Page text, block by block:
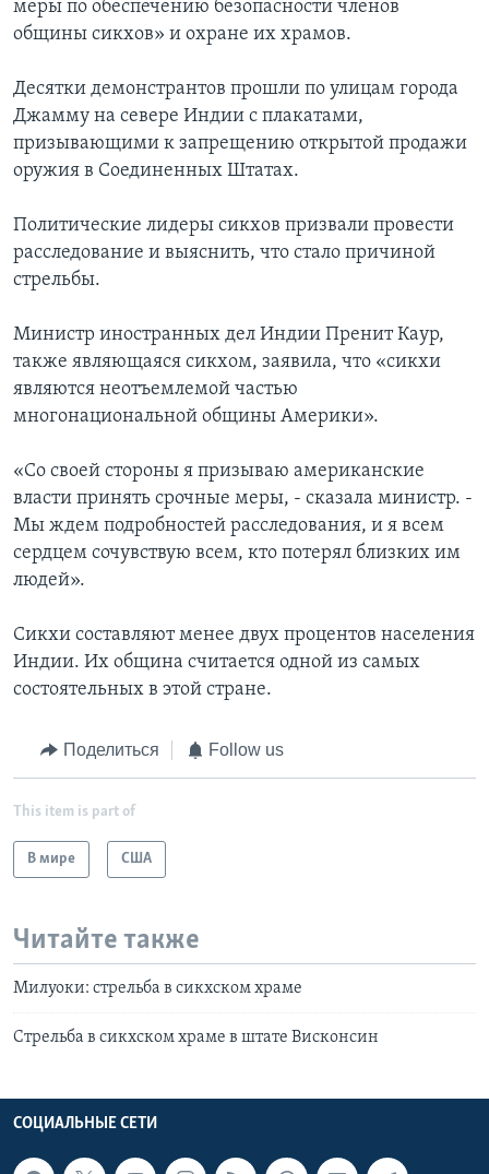
меры по обеспечению безопасности членов
общины сикхов» и охране их храмов.
Десятки демонстрантов прошли по улицам города
Джамму на севере Индии с плакатами,
призывающими к запрещению открытой продажи
оружия в Соединенных Штатах.
Политические лидеры сикхов призвали провести
расследование и выяснить, что стало причиной
стрельбы.
Министр иностранных дел Индии Пренит Каур,
также являющаяся сикхом, заявила, что «сикхи
являются неотъемлемой частью
многонациональной общины Америки».
«Со своей стороны я призываю американские
власти принять срочные меры, - сказала министр. -
Мы ждем подробностей расследования, и я всем
сердцем сочувствую всем, кто потерял близких им
людей».
Сикхи составляют менее двух процентов населения
Индии. Их община считается одной из самых
состоятельных в этой стране.
Поделиться Follow us
This item is part of
В мире США
Читайте также
Милуоки: стрельба в сикхском храме
Стрельба в сикхском храме в штате Висконсин
СОЦИАЛЬНЫЕ СЕТИ